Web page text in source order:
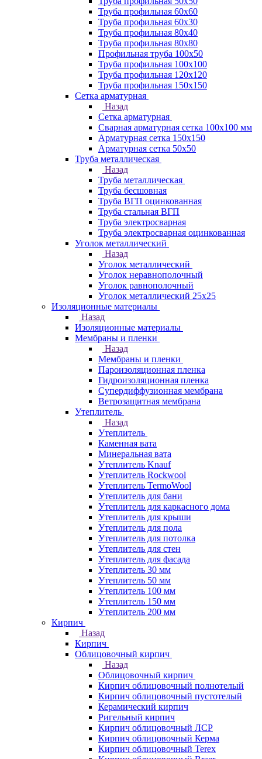
Труба профильная 60x60
Труба профильная 60х30
Труба профильная 80х40
Труба профильная 80х80
Профильная труба 100х50
Труба профильная 100х100
Труба профильная 120х120
Труба профильная 150х150
Сетка арматурная
Назад
Сетка арматурная
Сварная арматурная сетка 100х100 мм
Арматурная сетка 150х150
Арматурная сетка 50х50
Труба металлическая
Назад
Труба металлическая
Труба бесшовная
Труба ВГП оцинкованная
Труба стальная ВГП
Труба электросварная
Труба электросварная оцинкованная
Уголок металлический
Назад
Уголок металлический
Уголок неравнополочный
Уголок равнополочный
Уголок металлический 25х25
Изоляционные материалы
Назад
Изоляционные материалы
Мембраны и пленки
Назад
Мембраны и пленки
Пароизоляционная пленка
Гидроизоляционная пленка
Супердиффузионная мембрана
Ветрозащитная мембрана
Утеплитель
Назад
Утеплитель
Каменная вата
Минеральная вата
Утеплитель Knauf
Утеплитель Rockwool
Утеплитель TermoWool
Утеплитель для бани
Утеплитель для каркасного дома
Утеплитель для крыши
Утеплитель для пола
Утеплитель для потолка
Утеплитель для стен
Утеплитель для фасада
Утеплитель 30 мм
Утеплитель 50 мм
Утеплитель 100 мм
Утеплитель 150 мм
Утеплитель 200 мм
Кирпич
Назад
Кирпич
Облицовочный кирпич
Назад
Облицовочный кирпич
Кирпич облицовочный полнотелый
Кирпич облицовочный пустотелый
Керамический кирпич
Ригельный кирпич
Кирпич облицовочный ЛСР
Кирпич облицовочный Керма
Кирпич облицовочный Terex